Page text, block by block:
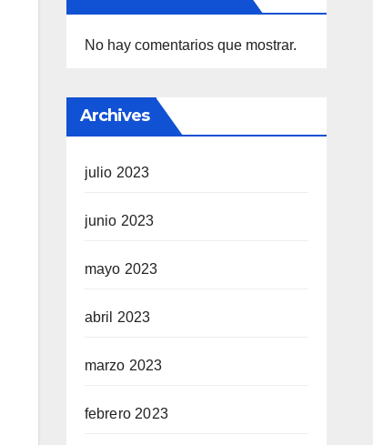
No hay comentarios que mostrar.
Archives
julio 2023
junio 2023
mayo 2023
abril 2023
marzo 2023
febrero 2023